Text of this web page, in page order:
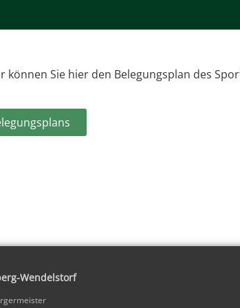
Sie hier den Belegungsplan des
Wendelstorf